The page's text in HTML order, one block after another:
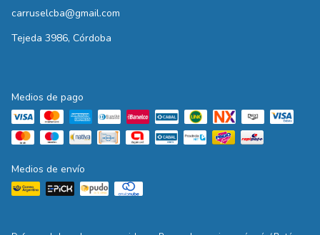
carruselcba@gmail.com
Tejeda 3986, Córdoba
Medios de pago
Medios de envío